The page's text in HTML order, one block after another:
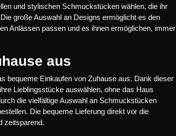
und stylischen Schmuckstücken wählen, die ihr
große Auswahl an Designs ermöglicht es den
Anlässen passen und es ihnen ermöglichen, immer
aus
bequeme Einkaufen von Zuhause aus. Dank dieser
Lieblingsstücke auswählen, ohne das Haus
die vielfältige Auswahl an Schmuckstücken
Die bequeme Lieferung direkt vor die
zeitsparend.